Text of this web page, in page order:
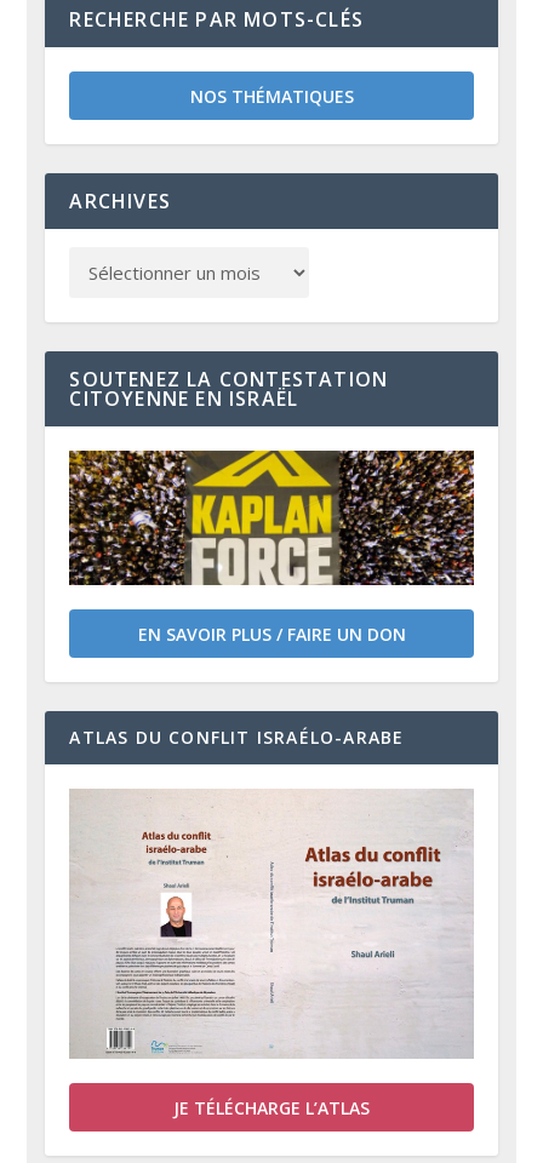
RECHERCHE PAR MOTS-CLÉS
NOS THÉMATIQUES
ARCHIVES
SOUTENEZ LA CONTESTATION
CITOYENNE EN ISRAËL
EN SAVOIR PLUS / FAIRE UN DON
ATLAS DU CONFLIT ISRAÉLO-ARABE
JE TÉLÉCHARGE L’ATLAS